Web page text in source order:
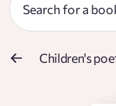
Children's